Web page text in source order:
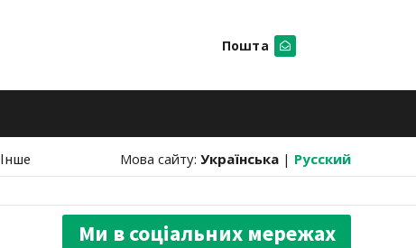
Пошта
Інше Мова сайту: Українська | Русский
Ми в соціальних мережах